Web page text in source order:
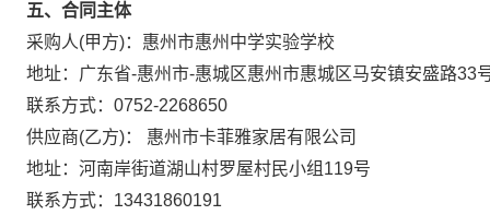
五、合同主体
采购人(甲方)：惠州市惠州中学实验学校
地址：广东省-惠州市-惠城区惠州市惠城区马安镇安盛路33
联系方式：0752-2268650
供应商(乙方)： 惠州市卡菲雅家居有限公司
地址：河南岸街道湖山村罗屋村民小组119号
联系方式：13431860191